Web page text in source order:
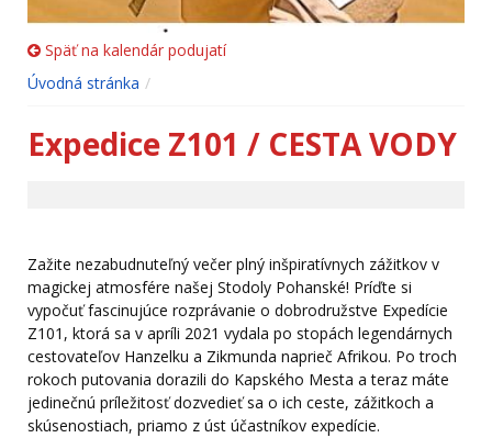
Späť na kalendár podujatí
Úvodná stránka
Expedice Z101 / CESTA VODY
Zažite nezabudnuteľný večer plný inšpiratívnych zážitkov v
magickej atmosfére našej Stodoly Pohanské! Príďte si
vypočuť fascinujúce rozprávanie o dobrodružstve Expedície
Z101, ktorá sa v apríli 2021 vydala po stopách legendárnych
cestovateľov Hanzelku a Zikmunda naprieč Afrikou. Po troch
rokoch putovania dorazili do Kapského Mesta a teraz máte
jedinečnú príležitosť dozvedieť sa o ich ceste, zážitkoch a
skúsenostiach, priamo z úst účastníkov expedície.